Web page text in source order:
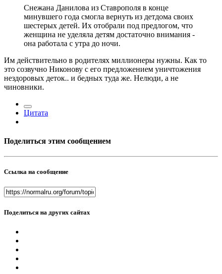
Снежана Данилова из Ставрополя в конце
минувшего года смогла вернуть из детдома своих
шестерых детей. Их отобрали под предлогом, что
женщина не уделяла детям достаточно внимания -
она работала с утра до ночи.
Им действительно в родителях миллионеры нужны. Как то
это созвучно Никонову с его предложением уничтожения
нездоровых деток.. и бедных туда же. Нелюди, а не
чиновники.
Цитата
Поделиться этим сообщением
Ссылка на сообщение
Поделиться на других сайтах